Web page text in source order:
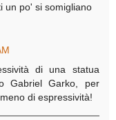
un po' si somigliano
di una statua
Gabriel Garko, per
di espressività!